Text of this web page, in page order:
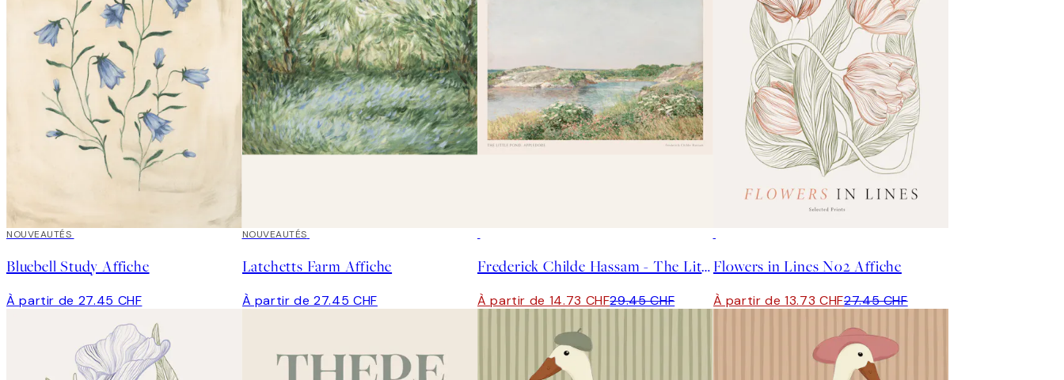
NOUVEAUTÉS
Bluebell Study Affiche
À partir de 27.45 CHF
NOUVEAUTÉS
Latchetts Farm Affiche
À partir de 27.45 CHF
Frederick Childe Hassam - The Little Pond, Appledore Affiche
À partir de 14.73 CHF29.45 CHF
Flowers in Lines No2 Affiche
À partir de 13.73 CHF27.45 CHF